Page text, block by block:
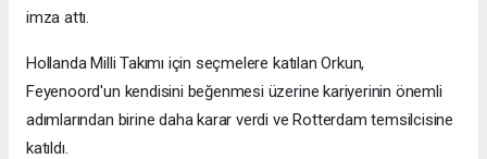
imza attı.
Hollanda Milli Takımı için seçmelere katılan Orkun,
Feyenoord'un kendisini beğenmesi üzerine kariyerinin önemli
adımlarından birine daha karar verdi ve Rotterdam temsilcisine
katıldı.